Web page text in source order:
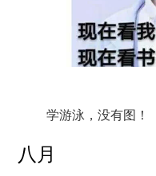
学游泳，没有图！
八月